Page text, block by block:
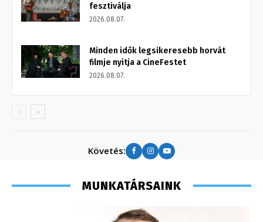
fesztiválja
2026.08.07.
Minden idők legsikeresebb horvát
filmje nyitja a CineFestet
2026.08.07.
Követés:
MUNKATÁRSAINK